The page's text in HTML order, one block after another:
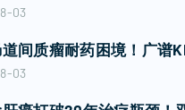
03
间质瘤耐药困境！广谱
03